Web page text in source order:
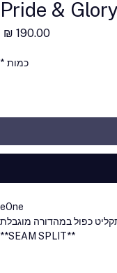
Pride &
כמות *
eOne
כפול במהדורה מוגבלת
**SEAM SPLIT**